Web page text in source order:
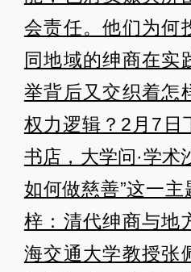
会责任。他们为何
同地域的绅商在实
举背后又交织着怎
权力逻辑？2月7日
书店，大学问·学术
如何做慈善”这一
梓：清代绅商与地
海交通大学教授张